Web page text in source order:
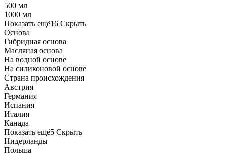
500 мл
1000 мл
Показать ещё16 Скрыть
Основа
Гибридная основа
Масляная основа
На водной основе
На силиконовой основе
Страна происхождения
Австрия
Германия
Испания
Италия
Канада
Показать ещё5 Скрыть
Нидерланды
Польша